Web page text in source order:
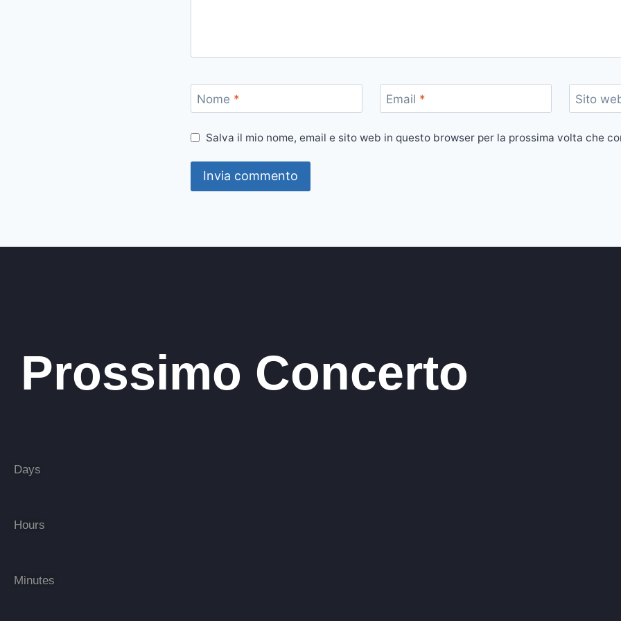
Nome * Email * Sito
Salva il mio nome, email e sito web in questo browser per la prossima volta che
Prossimo Concerto
Days
Hours
Minutes